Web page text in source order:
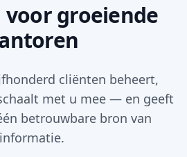
voor groeiende
cliënten beheert,
met u mee — en geeft
betrouwbare bron van
informatie.